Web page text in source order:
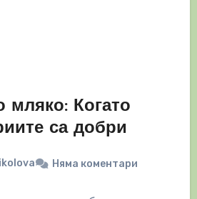
мляко: Когато
са добри
Няма коментари